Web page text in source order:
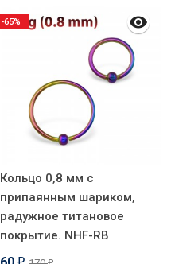
Кольцо 0,8 мм с
припаянным шариком,
радужное титановое
покрытие. NHF-RB
₽
-65%